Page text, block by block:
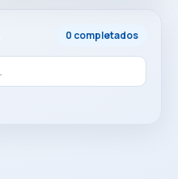
0 completados